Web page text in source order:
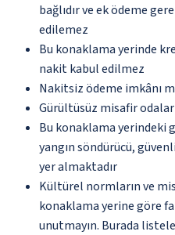
bağlıdır ve ek ödeme
edilemez
Bu konaklama yerinde
nakit kabul edilmez
Nakitsiz ödeme imkânı
Gürültüsüz misafir
Bu konaklama yerindeki
yangın söndürücü,
yer almaktadır
Kültürel normların ve
konaklama yerine göre
unutmayın. Burada